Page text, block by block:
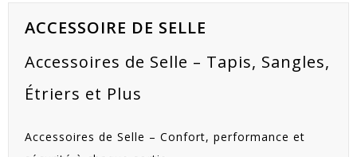
ACCESSOIRE DE SELLE
Accessoires de Selle – Tapis, Sangles,
Étriers et Plus
Accessoires de Selle – Confort, performance et